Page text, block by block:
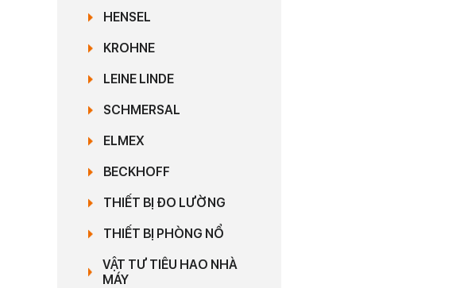
HENSEL
KROHNE
LEINE LINDE
SCHMERSAL
ELMEX
BECKHOFF
THIẾT BỊ ĐO LƯỜNG
THIẾT BỊ PHÒNG NỔ
VẬT TƯ TIÊU HAO NHÀ
MÁY